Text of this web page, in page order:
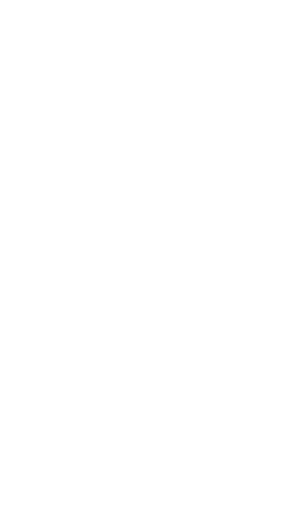
Ali vam lahko AI pomaga napovedati športne
Umetna inteligenca je v
lahko obdela formo ekip,
vedno pa ne vidi vsega: rdeč
tekme lahko pokvarijo še tako
Ko stavni listek ni več
Preden nekdo odda stavo,
evropski tekmi, vreme, kvote
, kjer uporabnik
AI se v takem okolju ne